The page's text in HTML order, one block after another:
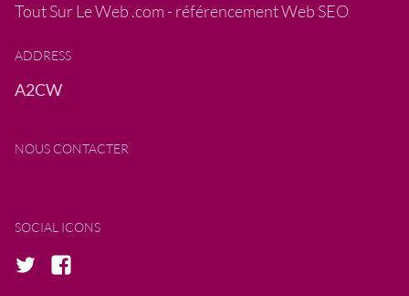
Tout Sur Le Web .com - référencement Web SEO
ADDRESS
A2CW
NOUS CONTACTER
SOCIAL ICONS